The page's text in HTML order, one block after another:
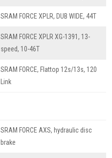
SRAM FORCE XPLR, DUB WIDE, 44T
SRAM FORCE XPLR XG-1391, 13-
speed, 10-46T
SRAM FORCE, Flattop 12s/13s, 120
Link
SRAM FORCE AXS, hydraulic disc
brake